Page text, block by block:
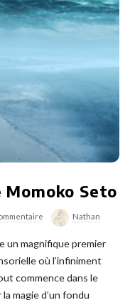
Seto
Nathan
un magnifique premier
où l’infiniment
commence dans le
magie d’un fondu